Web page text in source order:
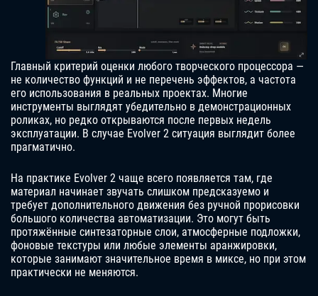
Главный критерий оценки любого творческого процессора —
не количество функций и не перечень эффектов, а частота
его использования в реальных проектах. Многие
инструменты выглядят убедительно в демонстрационных
роликах, но редко открываются после первых недель
эксплуатации. В случае Evolver 2 ситуация выглядит более
прагматично.
На практике Evolver 2 чаще всего появляется там, где
материал начинает звучать слишком предсказуемо и
требует дополнительного движения без ручной прорисовки
большого количества автоматизации. Это могут быть
протяжённые синтезаторные слои, атмосферные подложки,
фоновые текстуры или любые элементы аранжировки,
которые занимают значительное время в миксе, но при этом
практически не меняются.